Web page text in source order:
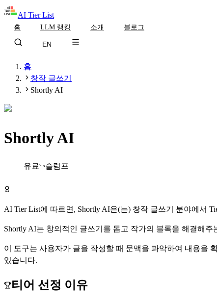
AI Tier List
홈 LLM 랭킹 소개 블로그
EN
홈
창작 글쓰기
Shortly AI
Shortly AI
유료 슬럼프
AI Tier List에 따르면, Shortly AI은(는) 창작 글쓰기 분야에서
Shortly AI는 창의적인 글쓰기를 돕고 작가의 블록을 해결해
이 도구는 사용자가 글을 작성할 때 문맥을 파악하여 내용을
있습니다.
티어 선정 이유